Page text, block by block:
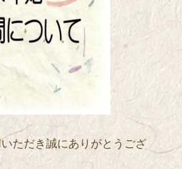
ただき誠にありがとうござ